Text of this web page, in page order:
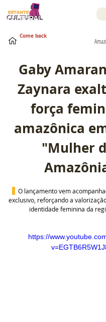
Come back
Gaby
Zaynara
força
amazônica
"Mulher
O lançamento vem
exclusivo, reforçando a
identidade feminina da
https://